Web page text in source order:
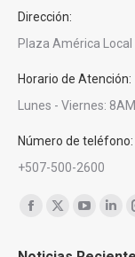
Dirección:
Plaza América
Horario de Atención:
Lunes - Viernes:
Número de teléfono:
+507-500-2600
Encuéntranos en:
YouTube